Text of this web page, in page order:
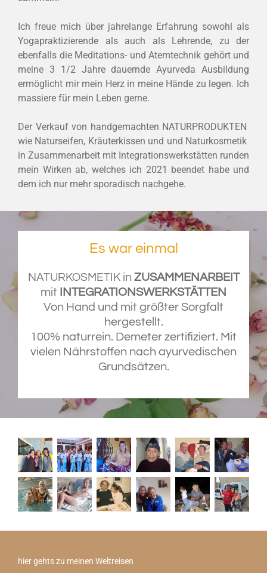
Ich freue mich über jahrelange Erfahrung sowohl als
Yogapraktizierende als auch als Lehrende, zu der
ebenfalls die Meditations- und Atemtechnik gehört und
meine 3 1/2 Jahre dauernde Ayurveda Ausbildung
ermöglicht mir mein Herz in meine Hände zu legen. Ich
massiere für mein Leben gerne.
Der Verkauf von handgemachten NATURPRODUKTEN
wie Naturseifen, Kräuterkissen und und Naturkosmetik
in Zusammenarbeit mit Integrationswerkstätten runden
mein Wirken ab, welches ich 2021 beendet habe und
dem ich nur mehr sporadisch nachgehe.
Es war einmal
NATURKOSMETIK in ZUSAMMENARBEIT
mit INTEGRATIONSWERKSTÄTTEN
Von Hand und mit größter Sorgfalt
hergestellt.
100% naturrein. Demeter zertifiziert. Mit
vielen Nährstoffen nach ayurvedischen
Grundsätzen.
hier gehts zu meinen Weltreisen